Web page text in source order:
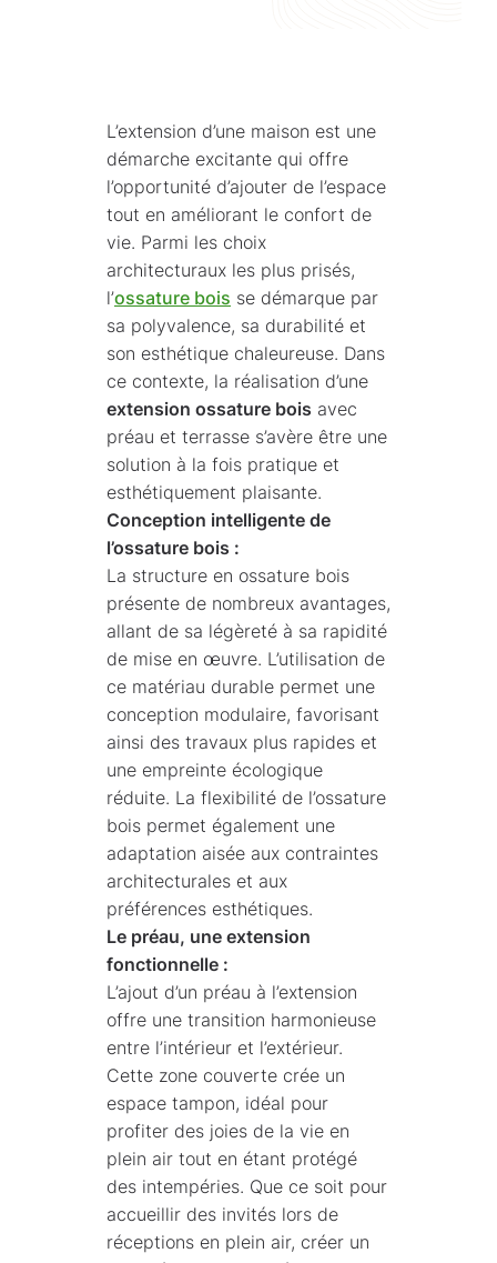
L’extension d’une maison est une
démarche excitante qui offre
l’opportunité d’ajouter de l’espace
tout en améliorant le confort de
vie. Parmi les choix
architecturaux les plus prisés,
l’ossature bois se démarque par
sa polyvalence, sa durabilité et
son esthétique chaleureuse. Dans
ce contexte, la réalisation d’une
extension ossature bois avec
préau et terrasse s’avère être une
solution à la fois pratique et
esthétiquement plaisante.
Conception intelligente de
l’ossature bois :
La structure en ossature bois
présente de nombreux avantages,
allant de sa légèreté à sa rapidité
de mise en œuvre. L’utilisation de
ce matériau durable permet une
conception modulaire, favorisant
ainsi des travaux plus rapides et
une empreinte écologique
réduite. La flexibilité de l’ossature
bois permet également une
adaptation aisée aux contraintes
architecturales et aux
préférences esthétiques.
Le préau, une extension
fonctionnelle :
L’ajout d’un préau à l’extension
offre une transition harmonieuse
entre l’intérieur et l’extérieur.
Cette zone couverte crée un
espace tampon, idéal pour
profiter des joies de la vie en
plein air tout en étant protégé
des intempéries. Que ce soit pour
accueillir des invités lors de
réceptions en plein air, créer un